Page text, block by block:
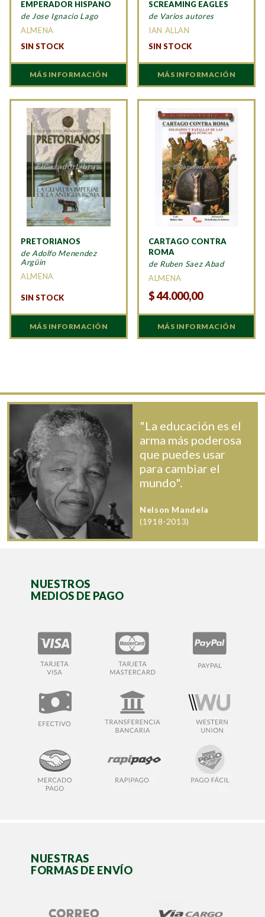
EMPERADOR HISPANO
de Jose Ignacio Lago
ALMENA
SIN STOCK
MÁS INFORMACIÓN
SCREAMING EAGLES
de Varios autores
IAN ALLAN
SIN STOCK
MÁS INFORMACIÓN
PRETORIANOS
de Adolfo Menendez
Argüin
ALMENA
SIN STOCK
MÁS INFORMACIÓN
CARTAGO CONTRA
ROMA
de Ruben Saez Abad
ALMENA
$44.000,00
MÁS INFORMACIÓN
"La educación es el
arma más poderosa
que puedes usar
para cambiar el
mundo".
Nelson Mandela
(1918-2013)
NUESTROS
MEDIOS DE PAGO
NUESTRAS
FORMAS DE ENVÍO